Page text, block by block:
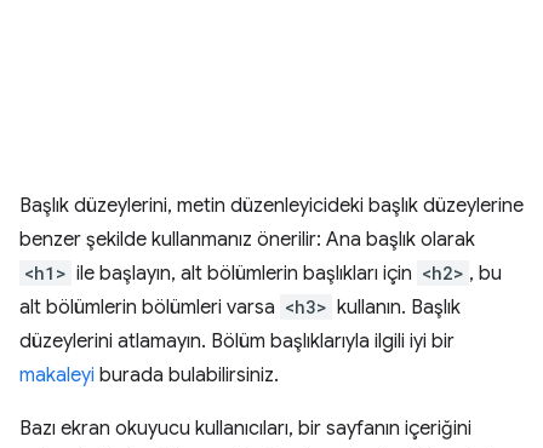
Başlık düzeylerini, metin düzenleyicideki başlık düzeylerine
benzer şekilde kullanmanız önerilir: Ana başlık olarak
<h1> ile başlayın, alt bölümlerin başlıkları için <h2> , bu
alt bölümlerin bölümleri varsa <h3> kullanın. Başlık
düzeylerini atlamayın. Bölüm başlıklarıyla ilgili iyi bir
makaleyi burada bulabilirsiniz.
Bazı ekran okuyucu kullanıcıları, bir sayfanın içeriğini